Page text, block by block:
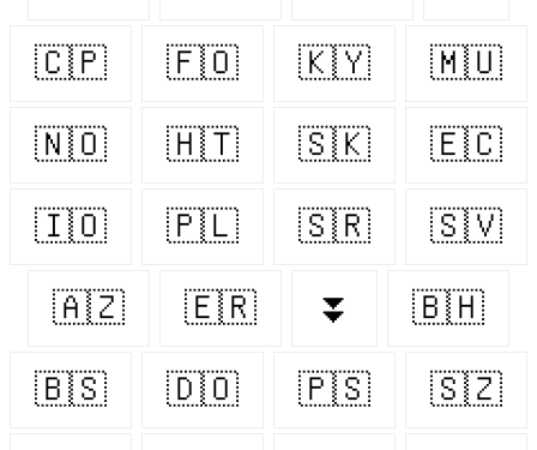
🇨🇵 🇫🇴 🇰🇾 🇲🇺
🇳🇴 🇭🇹 🇸🇰 🇪🇨
🇮🇴 🇵🇱 🇸🇷 🇸🇻
🇦🇿 🇪🇷 ⏬ 🇧🇭
🇧🇸 🇩🇴 🇵🇸 🇸🇿